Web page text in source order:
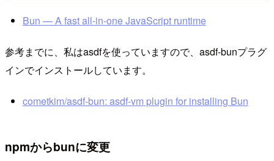
Bun — A fast all-in-one JavaScript runtime
参考までに、私はasdfを使っていますので、asdf-bunプラグ
インでインストールしています。
cometkim/asdf-bun: asdf-vm plugin for installing Bun
npmからbunに変更